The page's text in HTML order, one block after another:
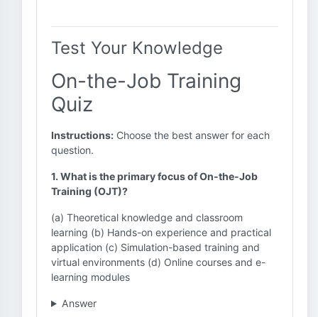
Test Your Knowledge
On-the-Job Training
Quiz
Instructions: Choose the best answer for each
question.
1. What is the primary focus of On-the-Job
Training (OJT)?
(a) Theoretical knowledge and classroom
learning (b) Hands-on experience and practical
application (c) Simulation-based training and
virtual environments (d) Online courses and e-
learning modules
Answer